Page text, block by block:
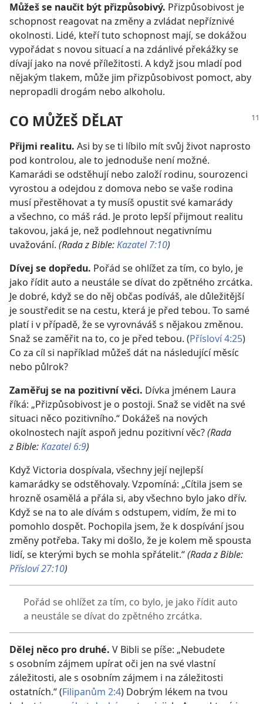
Můžeš se naučit být přizpůsobivý. Přizpůsobivost je
schopnost reagovat na změny a zvládat nepříznivé
okolnosti. Lidé, kteří tuto schopnost mají, se dokážou
vypořádat s novou situací a na zdánlivé překážky se
dívají jako na nové příležitosti. A když jsou mladí pod
nějakým tlakem, může jim přizpůsobivost pomoct, aby
nepropadli drogám nebo alkoholu.
CO MŮŽEŠ DĚLAT
Přijmi realitu. Asi by se ti líbilo mít svůj život naprosto
pod kontrolou, ale to jednoduše není možné.
Kamarádi se odstěhují nebo založí rodinu, sourozenci
vyrostou a odejdou z domova nebo se vaše rodina
musí přestěhovat a ty musíš opustit své kamarády
a všechno, co máš rád. Je proto lepší přijmout realitu
takovou, jaká je, než podlehnout negativnímu
uvažování. (Rada z Bible:Kazatel 7:10)
Dívej se dopředu. Pořád se ohlížet za tím, co bylo, je
jako řídit auto a neustále se dívat do zpětného zrcátka.
Je dobré, když se do něj občas podíváš, ale důležitější
je soustředit se na cestu, která je před tebou. To samé
platí i v případě, že se vyrovnáváš s nějakou změnou.
Snaž se zaměřit na to, co je před tebou. (Přísloví 4:25)
Co za cíl si například můžeš dát na následující měsíc
nebo půlrok?
Zaměřuj se na pozitivní věci. Dívka jménem Laura
říká: „Přizpůsobivost je o postoji. Snaž se vidět na své
situaci něco pozitivního.“ Dokážeš na nových
okolnostech najít aspoň jednu pozitivní věc?(Rada
z Bible:Kazatel 6:9)
Když Victoria dospívala, všechny její nejlepší
kamarádky se odstěhovaly. Vzpomíná: „Cítila jsem se
hrozně osamělá a přála si, aby všechno bylo jako dřív.
Když se na to ale dívám s odstupem, vidím, že mi to
pomohlo dospět. Pochopila jsem, že k dospívání jsou
změny potřeba. Taky mi došlo, že je kolem mě spousta
lidí, se kterými bych se mohla spřátelit.“(Rada z Bible:
Přísloví 27:10)
Pořád se ohlížet za tím, co bylo, je jako řídit auto
a neustále se dívat do zpětného zrcátka.
Dělej něco pro druhé. V Bibli se píše: „Nebudete
s osobním zájmem upírat oči jen na své vlastní
záležitosti, ale s osobním zájmem i na záležitosti
ostatních.“ (Filipanům 2:4) Dobrým lékem na tvou